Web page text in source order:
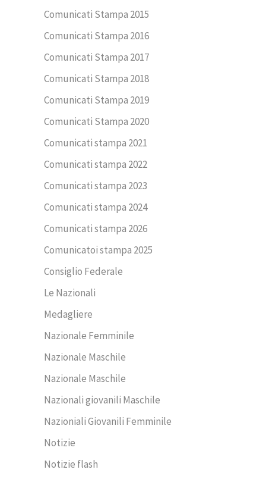
Comunicati Stampa 2015
Comunicati Stampa 2016
Comunicati Stampa 2017
Comunicati Stampa 2018
Comunicati Stampa 2019
Comunicati Stampa 2020
Comunicati stampa 2021
Comunicati stampa 2022
Comunicati stampa 2023
Comunicati stampa 2024
Comunicati stampa 2026
Comunicatoi stampa 2025
Consiglio Federale
Le Nazionali
Medagliere
Nazionale Femminile
Nazionale Maschile
Nazionale Maschile
Nazionali giovanili Maschile
Nazioniali Giovanili Femminile
Notizie
Notizie flash